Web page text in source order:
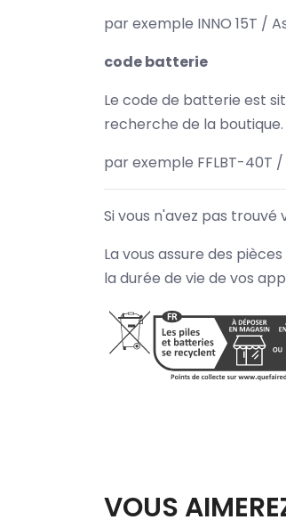
par exemple INNO 15T /
code batterie
Le code de batterie est
recherche de la boutique.
par exemple FFLBT-40T
Si vous n'avez pas
La vous assure des
la durée de vie de vos
VOUS